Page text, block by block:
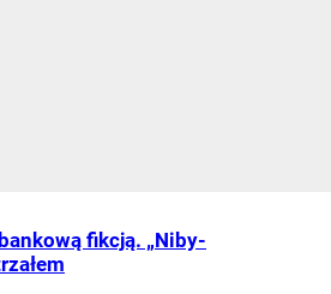
fikcją. „Niby-